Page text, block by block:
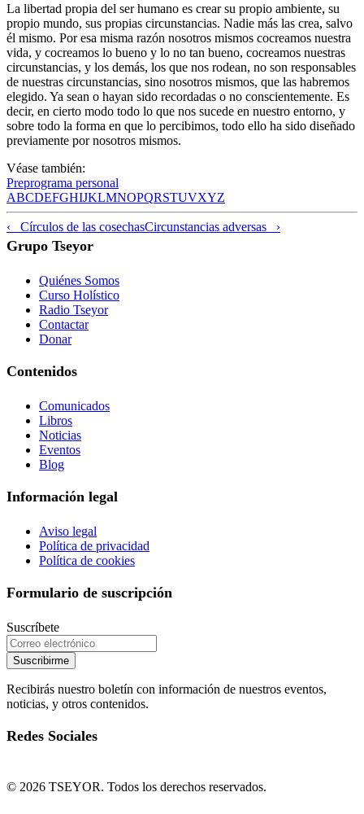
La libertad propia del ser humano es crear su propio ambiente, su
propio mundo, sus propias circunstancias. Nadie más las crea, salvo
él mismo. Por esa misma razón nosotros mismos cocreamos nuestra
vida, y cocreamos lo bueno y lo no tan bueno, cocreamos nuestras
circunstancias, y los demás, los que nos rodean, no son responsables
de nuestras circunstancias, sino nosotros mismos, que las habremos
elegido. Ya sean o hayan sido recordadas o no conscientemente. Es
decir, en cierto modo todo lo que nos sucede en nuestro entorno, y
sobre todo la forma en que lo percibimos, todo ello ha sido diseñado
previamente por nosotros mismos.
Véase también:
Preprograma personal
ABCDEFGHIJKLMNOPQRSTUVXYZ
‹ Círculos de las cosechasCircunstancias adversas ›
Grupo Tseyor
Quiénes Somos
Curso Holístico
Radio Tseyor
Contactar
Donar
Contenidos
Comunicados
Libros
Noticias
Eventos
Blog
Información legal
Aviso legal
Política de privacidad
Política de cookies
Formulario de suscripción
Suscríbete
Suscribirme
Recibirás nuestro boletín con información de nuestros eventos,
noticias, y otros contenidos.
Redes Sociales
© 2026 TSEYOR. Todos los derechos reservados.